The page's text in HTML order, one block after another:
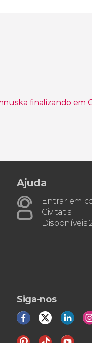
finalizando em
Ajuda
Entrar em
Civitatis
Disponíveis
Siga-nos